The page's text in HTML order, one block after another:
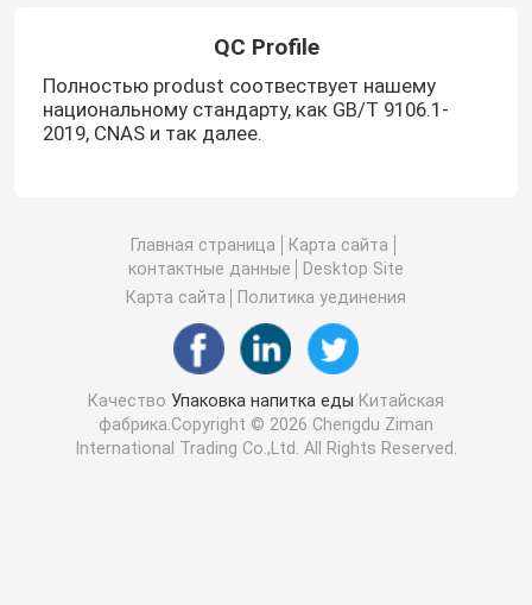
QC Profile
Полностью produst соотвествует нашему
национальному стандарту, как GB/T 9106.1-
2019, CNAS и так далее.
Главная страница
Карта сайта
контактные данные
Desktop Site
Карта сайта
Политика уединения
Качество Упаковка напитка еды Китайская
фабрика.Copyright © 2026 Chengdu Ziman
International Trading Co.,Ltd. All Rights Reserved.